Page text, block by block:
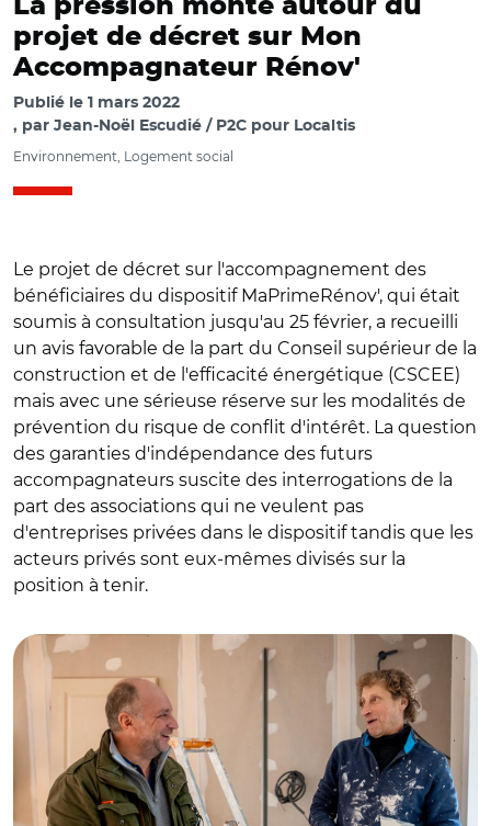
La pression monte autour du
projet de décret sur Mon
Accompagnateur Rénov'
Publié le 1 mars 2022
par Jean-Noël Escudié / P2C pour Localtis
Environnement, Logement social
Le projet de décret sur l'accompagnement des
bénéficiaires du dispositif MaPrimeRénov', qui était
soumis à consultation jusqu'au 25 février, a recueilli
un avis favorable de la part du Conseil supérieur de la
construction et de l'efficacité énergétique (CSCEE)
mais avec une sérieuse réserve sur les modalités de
prévention du risque de conflit d'intérêt. La question
des garanties d'indépendance des futurs
accompagnateurs suscite des interrogations de la
part des associations qui ne veulent pas
d'entreprises privées dans le dispositif tandis que les
acteurs privés sont eux-mêmes divisés sur la
position à tenir.